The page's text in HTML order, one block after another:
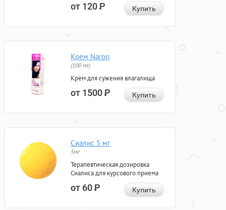
от 120Р Купить
Крем Naron
(100 мг)
Крем для сужения влагалища
от 1500Р Купить
Сиалис 5 мг
5мг
Терапевтическая дозировка
Сиалиса для курсового приема
от 60Р Купить